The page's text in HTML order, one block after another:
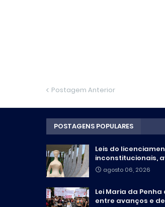
Postagem Anterior
POSTAGENS POPULARES
Leis do
inconstitucionais,
agosto 06, 2026
Lei Maria da
entre avanços e